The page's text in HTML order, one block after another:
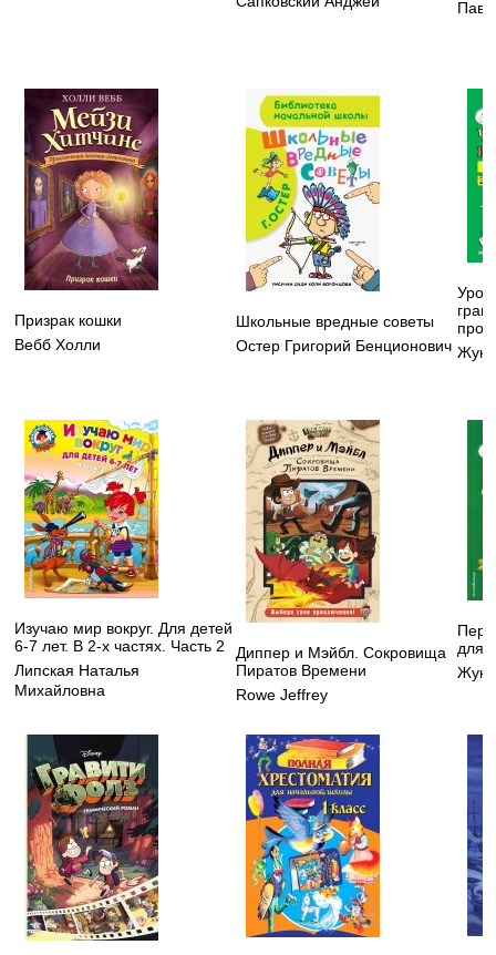
Призрак кошки
Вебб Холли
Школьные вредные советы
Остер Григорий Бенционович
Изучаю мир вокруг. Для детей
6-7 лет. В 2-х частях. Часть 2
Липская Наталья
Михайловна
Диппер и Мэйбл. Сокровища
Пиратов Времени
Rowe Jeffrey
для